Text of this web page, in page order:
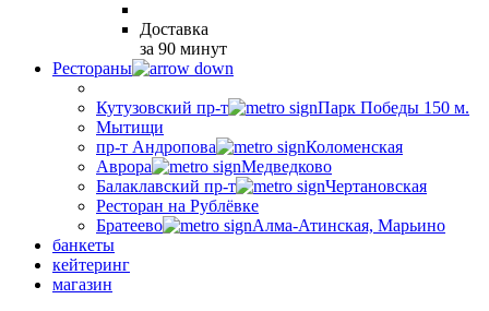
Доставка
за 90 минут
Рестораны
Кутузовский пр-т
Парк Победы 150 м.
Мытищи
пр-т Андропова
Коломенская
Аврора
Медведково
Балаклавский пр-т
Чертановская
Ресторан на Рублёвке
Братеево
Алма-Атинская, Марьино
банкеты
кейтеринг
магазин